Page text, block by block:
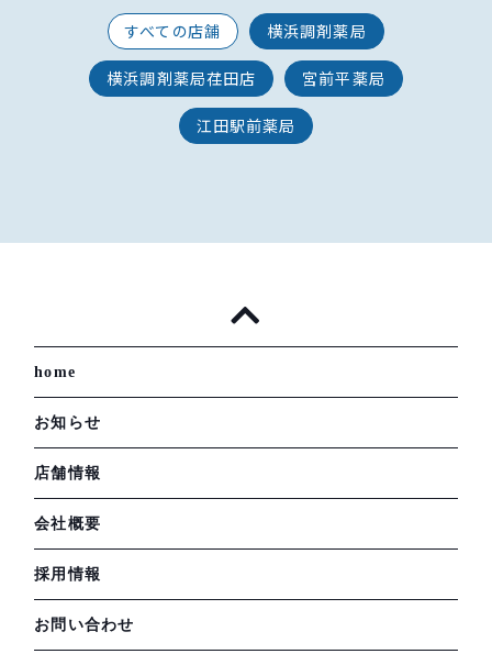
すべての店舗 横浜調剤薬局
横浜調剤薬局荏田店 宮前平薬局
江田駅前薬局
home
お知らせ
店舗情報
会社概要
採用情報
お問い合わせ